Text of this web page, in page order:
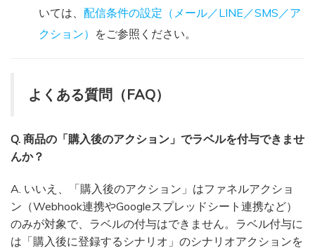
いては、 配信条件の設定（メール／LINE／SMS／ア
クション） をご参照ください。
よくある質問（FAQ）
Q. 商品の「購入後のアクション」でラベルを付与できませ
んか？
A. いいえ、「購入後のアクション」はファネルアクショ
ン（Webhook連携やGoogleスプレッドシート連携など）
のみが対象で、ラベルの付与はできません。ラベル付与に
は「購入後に登録するシナリオ」のシナリオアクションを